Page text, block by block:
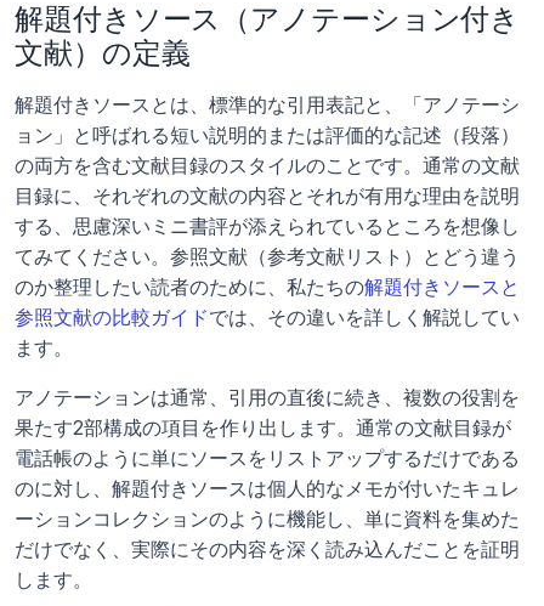
解題付きソース（アノテーション付き
文献）の定義
解題付きソースとは、標準的な引用表記と、「アノテーシ
ョン」と呼ばれる短い説明的または評価的な記述（段落）
の両方を含む文献目録のスタイルのことです。通常の文献
目録に、それぞれの文献の内容とそれが有用な理由を説明
する、思慮深いミニ書評が添えられているところを想像し
てみてください。参照文献（参考文献リスト）とどう違う
のか整理したい読者のために、私たちの解題付きソースと
参照文献の比較ガイドでは、その違いを詳しく解説してい
ます。
アノテーションは通常、引用の直後に続き、複数の役割を
果たす2部構成の項目を作り出します。通常の文献目録が
電話帳のように単にソースをリストアップするだけである
のに対し、解題付きソースは個人的なメモが付いたキュレ
ーションコレクションのように機能し、単に資料を集めた
だけでなく、実際にその内容を深く読み込んだことを証明
します。